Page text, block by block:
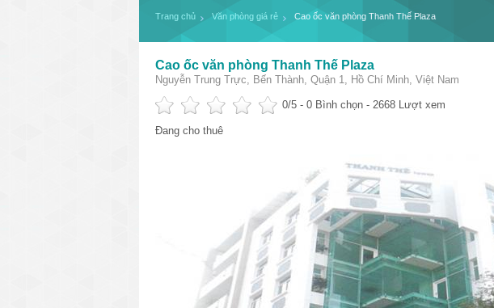
Trang chủ Văn phòng giá rẻ Cao ốc văn phòng Thanh Thế Plaza
Cao ốc văn phòng Thanh Thế Plaza
Nguyễn Trung Trực, Bến Thành, Quận 1, Hồ Chí Minh, Việt Nam
0/5 - 0 Bình chọn - 2668 Lượt xem
Đang cho thuê